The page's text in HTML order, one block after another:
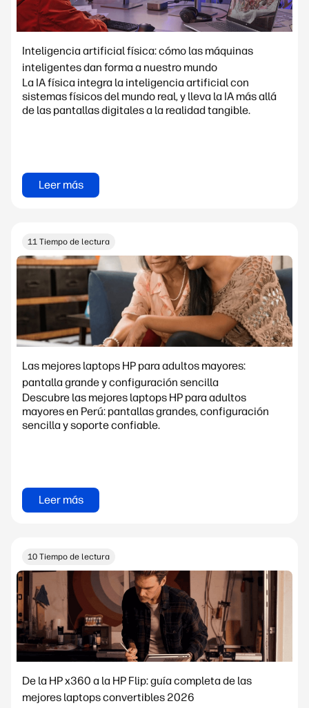
Inteligencia artificial física: cómo las máquinas
inteligentes dan forma a nuestro mundo
La IA física integra la inteligencia artificial con
sistemas físicos del mundo real, y lleva la IA más allá
de las pantallas digitales a la realidad tangible.
Leer más
11 Tiempo de lectura
Las mejores laptops HP para adultos mayores:
pantalla grande y configuración sencilla
Descubre las mejores laptops HP para adultos
mayores en Perú: pantallas grandes, configuración
sencilla y soporte confiable.
Leer más
10 Tiempo de lectura
De la HP x360 a la HP Flip: guía completa de las
mejores laptops convertibles 2026